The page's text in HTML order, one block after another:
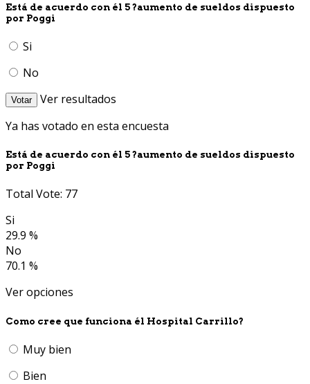
Está de acuerdo con él 5 ?aumento de sueldos dispuesto
por Poggi
Si
No
Votar
Ver resultados
Ya has votado en esta encuesta
Está de acuerdo con él 5 ?aumento de sueldos dispuesto
por Poggi
Total Vote: 77
Si
29.9 %
No
70.1 %
Ver opciones
Como cree que funciona él Hospital Carrillo?
Muy bien
Bien